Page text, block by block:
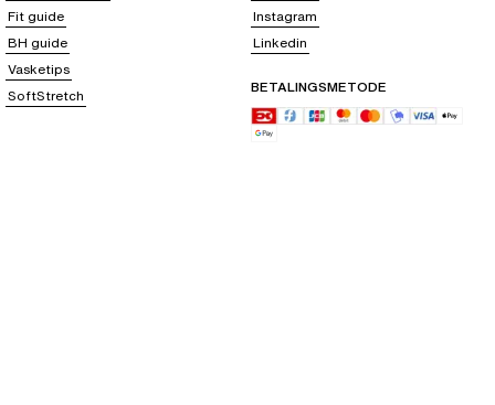
Fit guide
BH guide
Vasketips
SoftStretch
Instagram
Linkedin
BETALINGSMETODE